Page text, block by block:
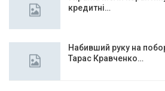
кредитні…
Набивший руку на
Тарас Кравченко…